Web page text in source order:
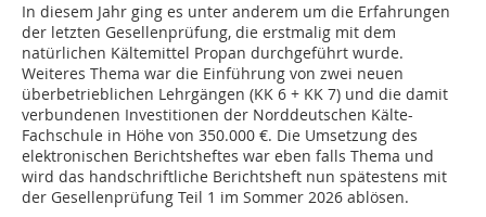
In diesem Jahr ging es unter anderem um die Erfahrungen
der letzten Gesellenprüfung, die erstmalig mit dem
natürlichen Kältemittel Propan durchgeführt wurde.
Weiteres Thema war die Einführung von zwei neuen
überbetrieblichen Lehrgängen (KK 6 + KK 7) und die damit
verbundenen Investitionen der Norddeutschen Kälte-
Fachschule in Höhe von 350.000 €. Die Umsetzung des
elektronischen Berichtsheftes war eben falls Thema und
wird das handschriftliche Berichtsheft nun spätestens mit
der Gesellenprüfung Teil 1 im Sommer 2026 ablösen.